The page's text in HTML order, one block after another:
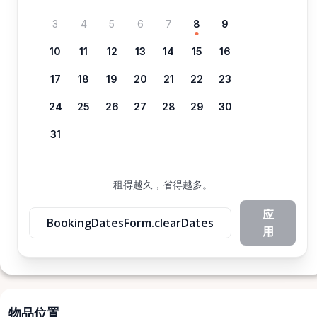
3 4 5 6 7 8 9
10 11 12 13 14 15 16
17 18 19 20 21 22 23
24 25 26 27 28 29 30
31
租得越久，省得越多。
BookingDatesForm.clearDates
应
用
物品位置